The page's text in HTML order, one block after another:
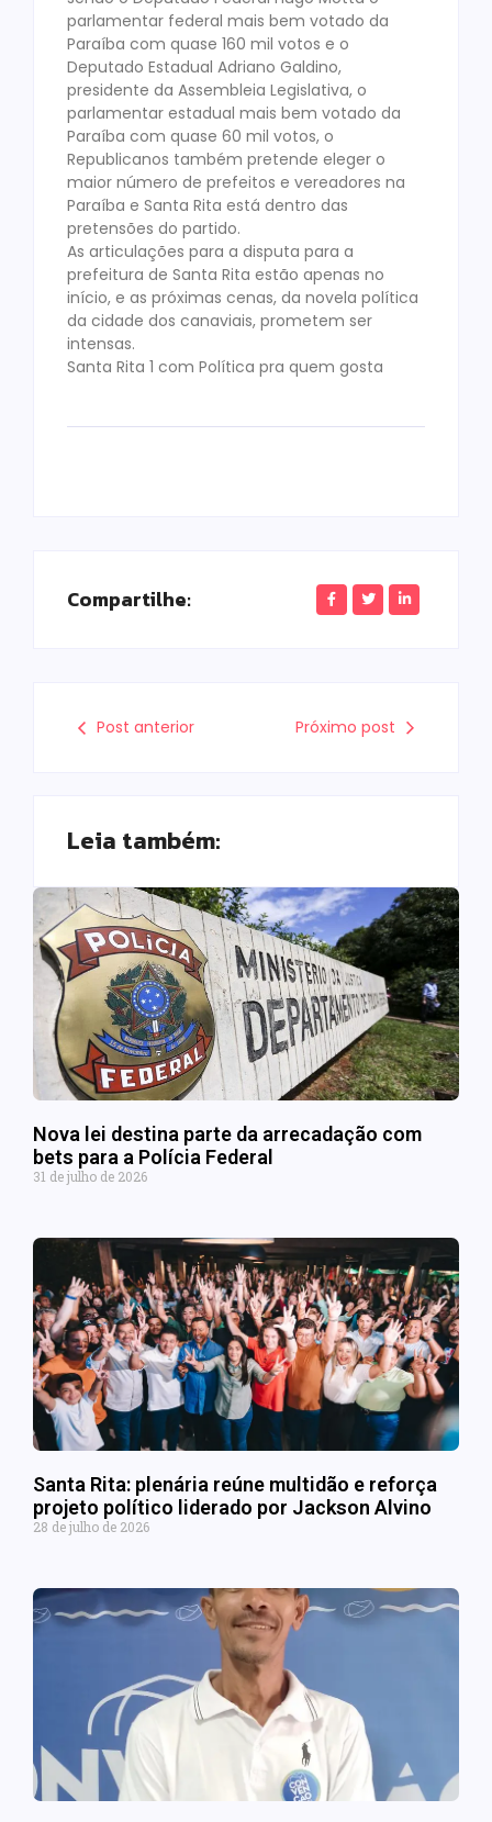
parlamentar federal mais bem votado da
Paraíba com quase 160 mil votos e o
Deputado Estadual Adriano Galdino,
presidente da Assembleia Legislativa, o
parlamentar estadual mais bem votado da
Paraíba com quase 60 mil votos, o
Republicanos também pretende eleger o
maior número de prefeitos e vereadores na
Paraíba e Santa Rita está dentro das
pretensões do partido.
As articulações para a disputa para a
prefeitura de Santa Rita estão apenas no
início, e as próximas cenas, da novela política
da cidade dos canaviais, prometem ser
intensas.
Santa Rita 1 com Política pra quem gosta
Compartilhe:
Post anterior Próximo post
Leia também:
Nova lei destina parte da arrecadação com
bets para a Polícia Federal
31 de julho de 2026
Santa Rita: plenária reúne multidão e reforça
projeto político liderado por Jackson Alvino
28 de julho de 2026